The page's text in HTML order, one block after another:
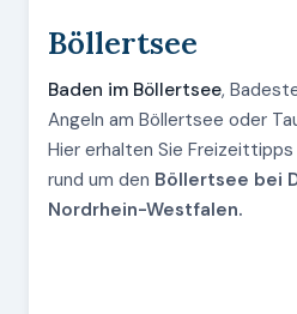
Böllertsee
Baden im Böllertsee,
Angeln am Böllertsee oder
Hier erhalten Sie
rund um den Böllertsee bei
Nordrhein-Westfalen.